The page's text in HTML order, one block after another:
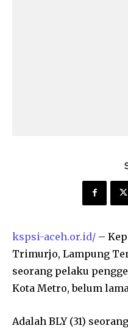
kspsi-aceh.or.id/ –
Trimurjo, Lampung
seorang pelaku
Kota Metro, belum
Adalah BLY (31)